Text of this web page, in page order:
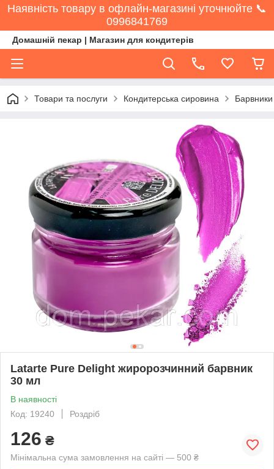
Наявність товару в офлайн-магазині уточнюйте 📞
0996841769
Домашній пекар | Магазин для кондитерів
Товари та послуги Кондитерська сировина
Latarte Pure Delight жиророзчинний барвник
30 мл
В наявності
Код: 19240
Роздріб
126 ₴
Мінімальна сума замовлення на сайті — 500 ₴